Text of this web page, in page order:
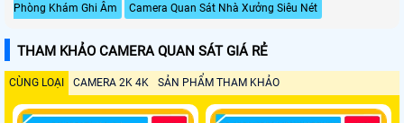
Phòng Khám Ghi Âm
Camera Quan Sát Nhà Xưởng Siêu Nét
THAM KHẢO CAMERA QUAN SÁT GIÁ RẺ
CÙNG LOẠI CAMERA 2K 4K SẢN PHẨM THAM KHẢO